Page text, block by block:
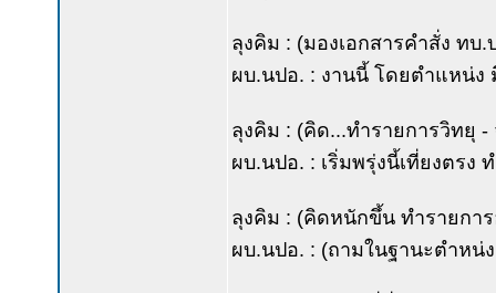
ลุงคิม : (มองเอกสารคำสั่ง ทบ
ผบ.นปอ. : งานนี้ โดยตำแหน่ง
ลุงคิม : (คิด...ทำรายการวิทยุ
ผบ.นปอ. : เริ่มพรุ่งนี้เที่ยงตรง
ลุงคิม : (คิดหนักขึ้น ทำรายการ
ผบ.นปอ. : (ถามในฐานะตำหน่